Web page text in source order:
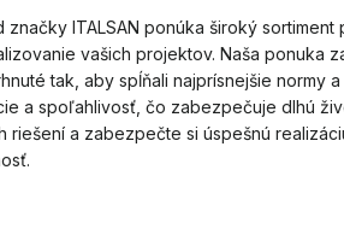
ITALSAN ponúka široký
vašich projektov. Naša ponuka
tak, aby spĺňali najprísnejšie normy
a spoľahlivosť, čo zabezpečuje dlhú
riešení a zabezpečte si úspešnú